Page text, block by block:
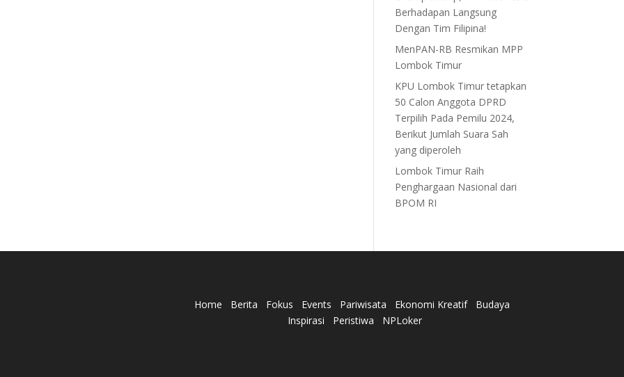
Berhadapan Langsung
Dengan Tim Filipina!
MenPAN-RB Resmikan MPP
Lombok Timur
KPU Lombok Timur tetapkan
50 Calon Anggota DPRD
Terpilih Pada Pemilu 2024,
Berikut Jumlah Suara Sah
yang diperoleh
Lombok Timur Raih
Penghargaan Nasional dari
BPOM RI
Home Berita Fokus Events Pariwisata Ekonomi Kreatif
Budaya
Inspirasi
Peristiwa NPLoker